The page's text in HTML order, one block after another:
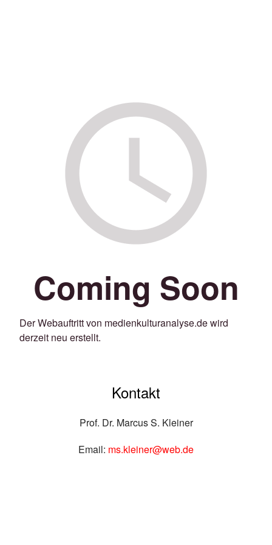
Coming Soon
Der Webauftritt von medienkulturanalyse.de wird
derzeit neu erstellt.
Kontakt
Prof. Dr. Marcus S. Kleiner
Email: ms.kleiner@web.de